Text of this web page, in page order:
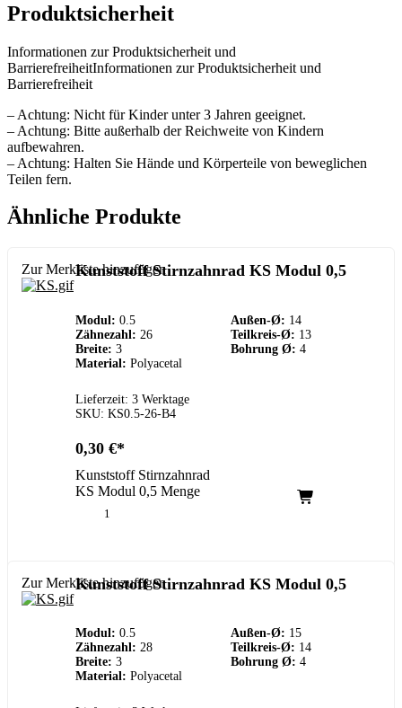
Produktsicherheit
Informationen zur Produktsicherheit und
BarrierefreiheitInformationen zur Produktsicherheit und
Barrierefreiheit
– Achtung: Nicht für Kinder unter 3 Jahren geeignet.
– Achtung: Bitte außerhalb der Reichweite von Kindern
aufbewahren.
– Achtung: Halten Sie Hände und Körperteile von beweglichen
Teilen fern.
Ähnliche Produkte
Zur Merkliste hinzufügen
Kunststoff Stirnzahnrad KS Modul 0,5
Modul: 0.5 Außen-Ø: 14
Zähnezahl: 26 Teilkreis-Ø: 13
Breite: 3 Bohrung Ø: 4
Material: Polyacetal
Lieferzeit: 3 Werktage
SKU: KS0.5-26-B4
0,30 €
Kunststoff Stirnzahnrad
KS Modul 0,5 Menge
Zur Merkliste hinzufügen
Kunststoff Stirnzahnrad KS Modul 0,5
Modul: 0.5 Außen-Ø: 15
Zähnezahl: 28 Teilkreis-Ø: 14
Breite: 3 Bohrung Ø: 4
Material: Polyacetal